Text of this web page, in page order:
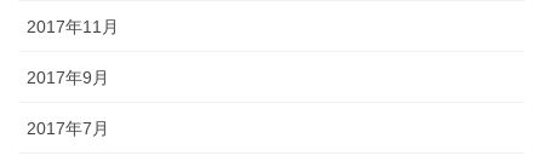
2017年11月
2017年9月
2017年7月